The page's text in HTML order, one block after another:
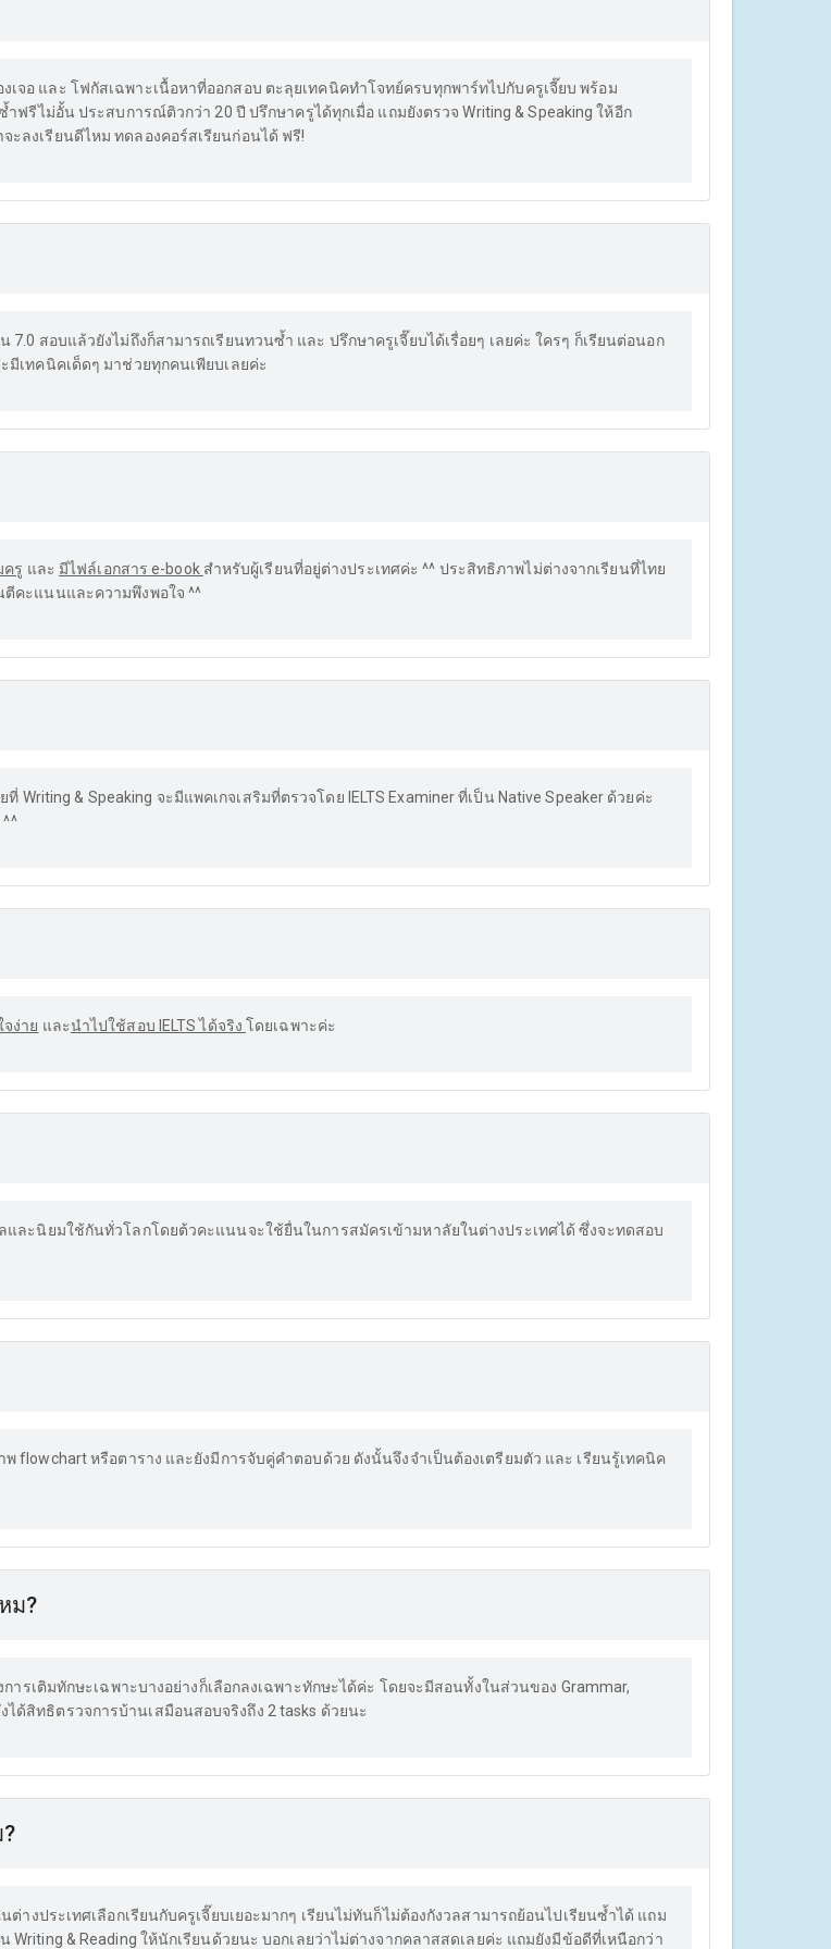
จอ และ โฟกัสเฉพาะเนื้อหาที่ออกสอบ ตะลุยเทคนิคทำโจทย์ครบทุกพาร์ทไปกับครูเจี๊ยบ พร้อม
ำฟรีไม่อั้น ประสบการณ์ติวกว่า 20 ปี ปรึกษาครูได้ทุกเมื่อ แถมยังตรวจ Writing & Speaking ให้อีก
ะลงเรียนดีไหม ทดลองคอร์สเรียนก่อนได้ ฟรี!
สอบแล้วยังไม่ถึงก็สามารถเรียนทวนซ้ำ และ ปรึกษาครูเจี๊ยบได้เรื่อยๆ เลยค่ะ ใครๆ ก็เรียนต่อนอก
เทคนิคเด็ดๆ มาช่วยทุกคนเพียบเลยค่ะ
ครู และ มีไฟล์เอกสาร e-book สำหรับผู้เรียนที่อยู่ต่างประเทศค่ะ ^^ ประสิทธิภาพไม่ต่างจากเรียนที่ไทย
ตีคะแนนและความพึงพอใจ ^^
Writing & Speaking จะมีแพคเกจเสริมที่ตรวจโดย IELTS Examiner ที่เป็น Native Speaker ด้วยค่ะ
^^
จง่าย และนำไปใช้สอบ IELTS ได้จริงโดยเฉพาะค่ะ
และนิยมใช้กันทั่วโลกโดยต้วคะแนนจะใช้ยื่นในการสมัครเข้ามหาลัยในต่างประเทศได้ ซึ่งจะทดสอบ
flowchart หรือตาราง และยังมีการจับคู่คำตอบด้วย ดังนั้นจึงจำเป็นต้องเตรียมตัว และ เรียนรู้เทคนิค
ม?
รเติมทักษะเฉพาะบางอย่างก็เลือกลงเฉพาะทักษะได้ค่ะ โดยจะมีสอนทั้งในส่วนของ Grammar,
ได้สิทธิตรวจการบ้านเสมือนสอบจริงถึง 2 tasks ด้วยนะ
ต่างประเทศเลือกเรียนกับครูเจี๊ยบเยอะมากๆ เรียนไม่ทันก็ไม่ต้องกังวลสามารถย้อนไปเรียนซ้ำได้ แถม
Writing & Reading ให้นักเรียนด้วยนะ บอกเลยว่าไม่ต่างจากคลาสสดเลยค่ะ แถมยังมีข้อดีที่เหนือกว่า